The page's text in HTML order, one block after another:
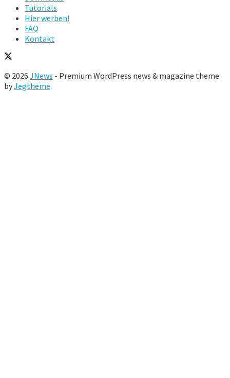
Tutorials
Hier werben!
FAQ
Kontakt
© 2026 JNews - Premium WordPress news & magazine theme
byJegtheme.